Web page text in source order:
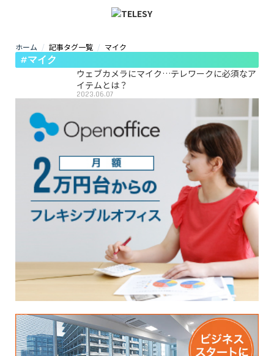
コラム
TELESYについて
@telesy
ホーム 記事タグ一覧 マイク
#マイク
ウェブカメラにマイク…テレワークに必須なア
イテムとは？
2023.06.07